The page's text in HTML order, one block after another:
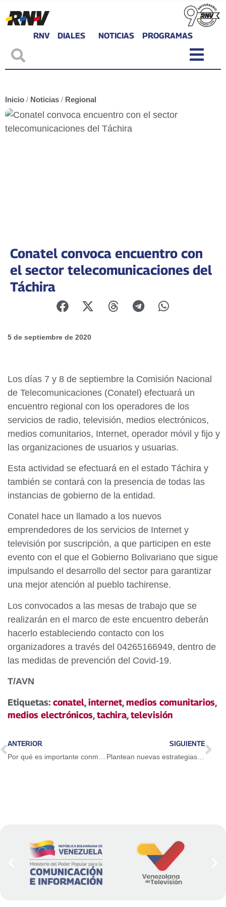
RNV DIALES NOTICIAS PROGRAMAS
Inicio / Noticias / Regional
Conatel convoca encuentro con
el sector telecomunicaciones del
Táchira
5 de septiembre de 2020
Los días 7 y 8 de septiembre la Comisión Nacional
de Telecomunicaciones (Conatel) efectuará un
encuentro regional con los operadores de los
servicios de radio, televisión, medios electrónicos,
medios comunitarios, Internet, operador móvil y fijo y
las organizaciones de usuarios y usuarias.
Esta actividad se efectuará en el estado Táchira y
también se contará con la presencia de todas las
instancias de gobierno de la entidad.
Conatel hace un llamado a los nuevos
emprendedores de los servicios de Internet y
televisión por suscripción, a que participen en este
evento con el que el Gobierno Bolivariano que sigue
impulsando el desarrollo del sector para garantizar
una mejor atención al pueblo tachirense.
Los convocados a las mesas de trabajo que se
realizarán en el marco de este encuentro deberán
hacerlo estableciendo contacto con los
organizadores a través del 04265166949, dentro de
las medidas de prevención del Covid-19.
T/AVN
Etiquetas: conatel,internet,medios comunitarios,
medios electrónicos,tachira,televisión
ANTERIOR SIGUIENTE
Plantean nuevas estrategias para impulsar crecimiento del transporte aéreo venezolano